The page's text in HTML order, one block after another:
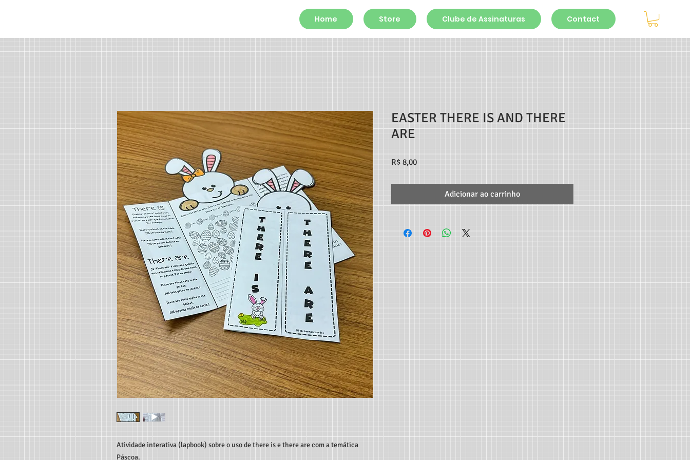
Home Store Clube de Assinaturas Contact
Atividade interativa (lapbook) sobre o uso de there is e there are com a temática
Páscoa.
EASTER THERE IS AND THERE
ARE
R$ 8,00Preço
Adicionar ao carrinho